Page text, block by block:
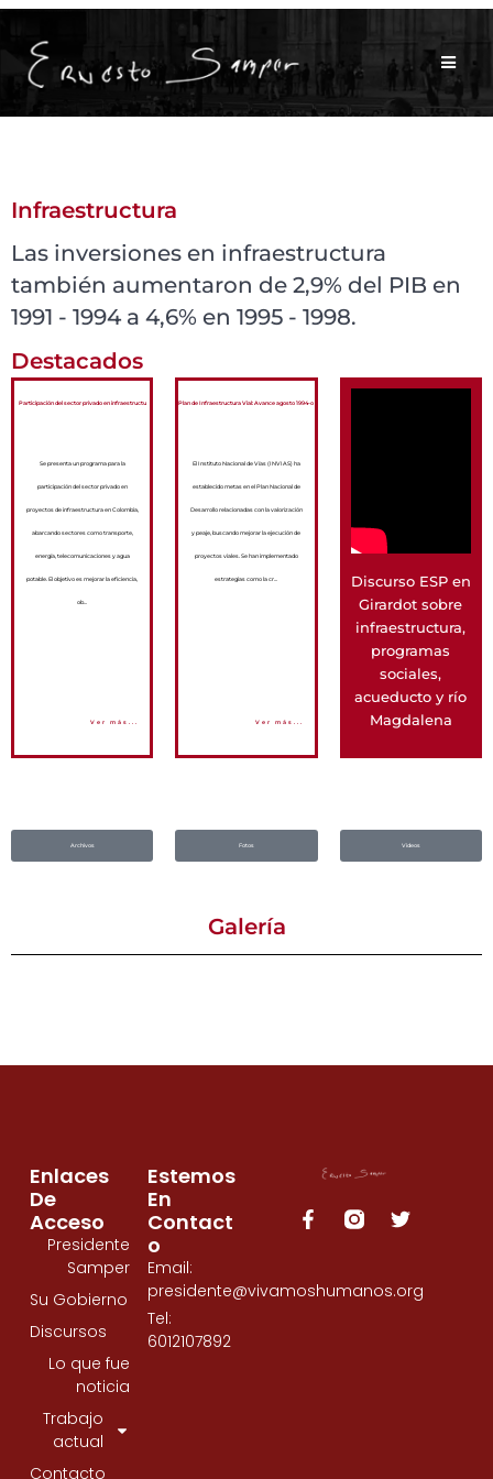
Infraestructura
Las inversiones en infraestructura
también aumentaron de 2,9% del PIB en
1991 - 1994 a 4,6% en 1995 - 1998.
Destacados
Participación del sector privado en infraestructu
Se presenta un programa para la
participación del sector privado en
proyectos de infraestructura en Colombia,
abarcando sectores como transporte,
energía, telecomunicaciones y agua
potable. El objetivo es mejorar la eficiencia,
ob...
Ver más...
Plan de Infraestructura Vial: Avance agosto 1994-o
El Instituto Nacional de Vías (INVIAS) ha
establecido metas en el Plan Nacional de
Desarrollo relacionadas con la valorización
y peaje, buscando mejorar la ejecución de
proyectos viales. Se han implementado
estrategias como la cr...
Ver más...
Discurso ESP en
Girardot sobre
infraestructura,
programas
sociales,
acueducto y río
Magdalena
Archivos Fotos Videos
Galería
Enlaces
De
Acceso
Presidente
Samper
Su Gobierno
Discursos
Lo que fue
noticia
Trabajo
actual
Contacto
Estemos
En
Contact
O
Email:
presidente@vivamoshumanos.org
Tel:
6012107892